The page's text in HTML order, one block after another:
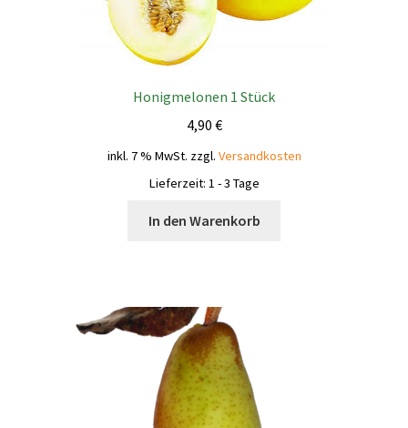
Honigmelonen 1 Stück
4,90 €
inkl. 7 % MwSt. zzgl. Versandkosten
Lieferzeit: 1 - 3 Tage
In den Warenkorb